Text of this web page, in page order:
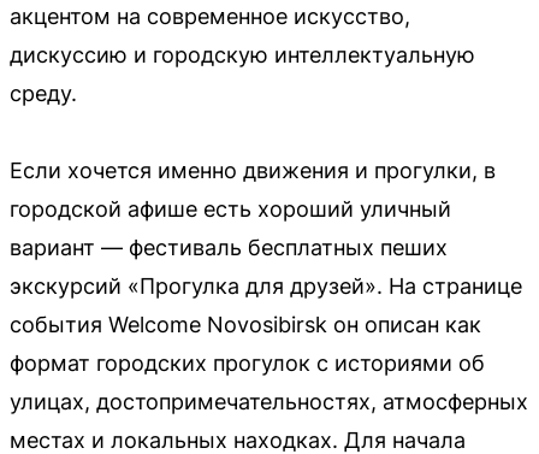
акцентом на современное искусство,
дискуссию и городскую интеллектуальную
среду.
Если хочется именно движения и прогулки, в
городской афише есть хороший уличный
вариант — фестиваль бесплатных пеших
экскурсий «Прогулка для друзей». На странице
события Welcome Novosibirsk он описан как
формат городских прогулок с историями об
улицах, достопримечательностях, атмосферных
местах и локальных находках. Для начала